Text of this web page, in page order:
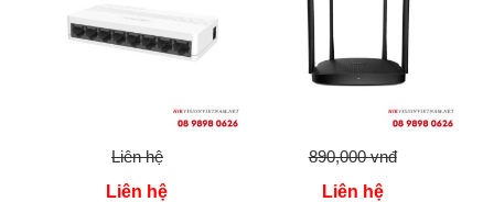
Liên hệ
Liên hệ
890,000 vnđ
Liên hệ